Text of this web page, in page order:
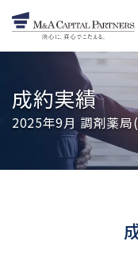
成約実績
2025年9月 調剤薬局